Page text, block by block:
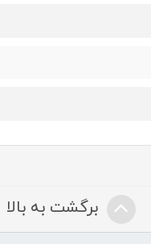
برگشت به بالا